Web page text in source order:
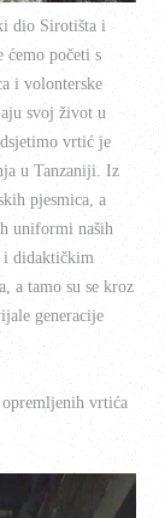
dio Sirotišta i
ćemo početi s
i volonterske
svoj život u
vrtić je
u Tanzaniji. Iz
pjesmica, a
uniformi naših
i didaktičkim
a tamo su se kroz
generacije
vrtića